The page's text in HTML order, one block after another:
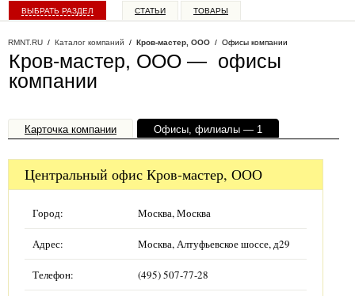
ВЫБРАТЬ РАЗДЕЛ СТАТЬИ ТОВАРЫ
RMNT.RU / Каталог компаний / Кров-мастер, ООО / Офисы компании
Кров-мастер, ООО — офисы
компании
Карточка компании
Офисы, филиалы — 1
Центральный офис Кров-мастер, ООО
Город: Москва, Москва
Адрес: Москва, Алтуфьевское шоссе, д29
Телефон: (495) 507-77-28